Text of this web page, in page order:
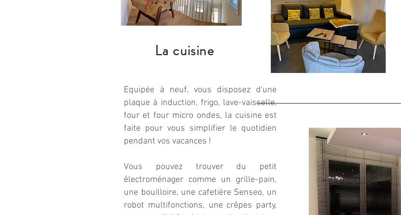
La cuisine
Equipée à neuf, vous disposez d'une
plaque à induction, frigo, lave-vaisselle,
four et four micro ondes, la cuisine est
faite pour vous simplifier le quotidien
pendant vos vacances !
Vous pouvez trouver du petit
électroménager comme un grille-pain,
une bouilloire, une cafetière Senseo, un
robot multifonctions, une crêpes party,